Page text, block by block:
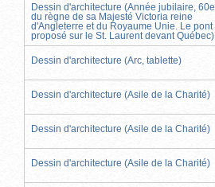
Dessin d'architecture (Année jubilaire, 60e
du règne de sa Majesté Victoria reine
d'Angleterre et du Royaume Unie. Le pont
proposé sur le St. Laurent devant Québec)
Dessin d'architecture (Arc, tablette)
Dessin d'architecture (Asile de la Charité)
Dessin d'architecture (Asile de la Charité)
Dessin d'architecture (Asile de la Charité)